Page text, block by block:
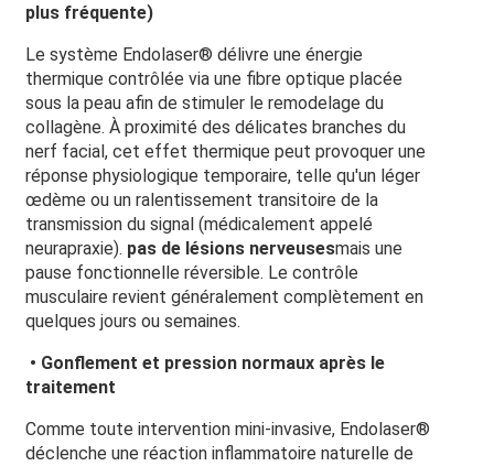
plus fréquente)
Le système Endolaser® délivre une énergie
thermique contrôlée via une fibre optique placée
sous la peau afin de stimuler le remodelage du
collagène. À proximité des délicates branches du
nerf facial, cet effet thermique peut provoquer une
réponse physiologique temporaire, telle qu'un léger
œdème ou un ralentissement transitoire de la
transmission du signal (médicalement appelé
neurapraxie). pas de lésions nerveusesmais une
pause fonctionnelle réversible. Le contrôle
musculaire revient généralement complètement en
quelques jours ou semaines.
• Gonflement et pression normaux après le
traitement
Comme toute intervention mini-invasive, Endolaser®
déclenche une réaction inflammatoire naturelle de